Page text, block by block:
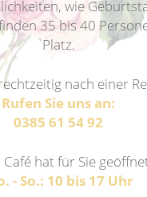
wie
35 bis 40
Platz.
nach einer
Rufen Sie uns an:
0385 61 54 92
Café hat für Sie
- So.: 10 bis 17 Uhr